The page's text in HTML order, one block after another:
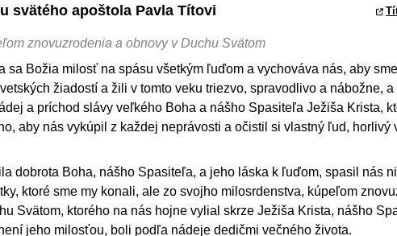
svätého apoštola Pavla Títovi
znovuzrodenia a obnovy v Duchu Svätom
sa Božia milosť na spásu všetkým ľuďom a vychováva nás, aby
žiadostí a žili v tomto veku triezvo, spravodlivo a nábožne,
a príchod slávy veľkého Boha a nášho Spasiteľa Ježiša Krista,
aby nás vykúpil z každej neprávosti a očistil si vlastný ľud, horlivý
dobrota Boha, nášho Spasiteľa, a jeho láska k ľuďom, spasil nás
ktoré sme my konali, ale zo svojho milosrdenstva, kúpeľom
Svätom, ktorého na nás hojne vylial skrze Ježiša Krista, nášho
jeho milosťou, boli podľa nádeje dedičmi večného života.